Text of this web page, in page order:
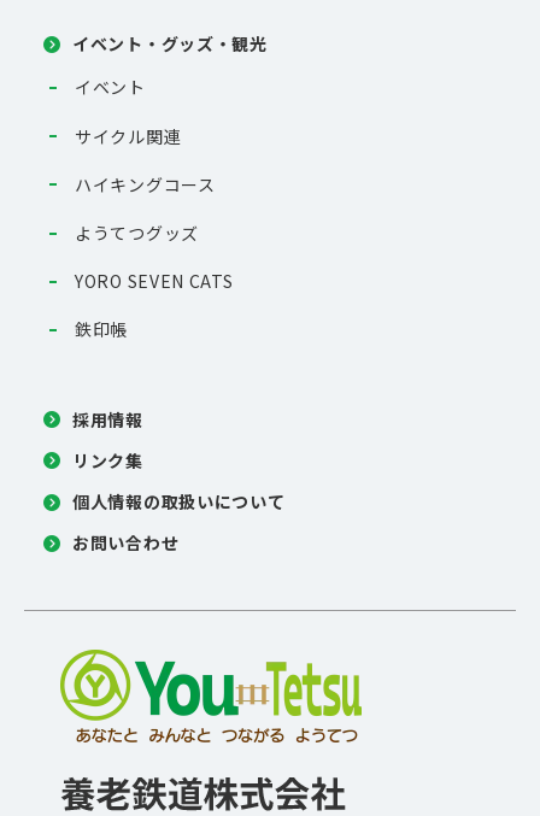
イベント・グッズ・観光
イベント
サイクル関連
ハイキングコース
ようてつグッズ
YORO SEVEN CATS
鉄印帳
採用情報
リンク集
個人情報の取扱いについて
お問い合わせ